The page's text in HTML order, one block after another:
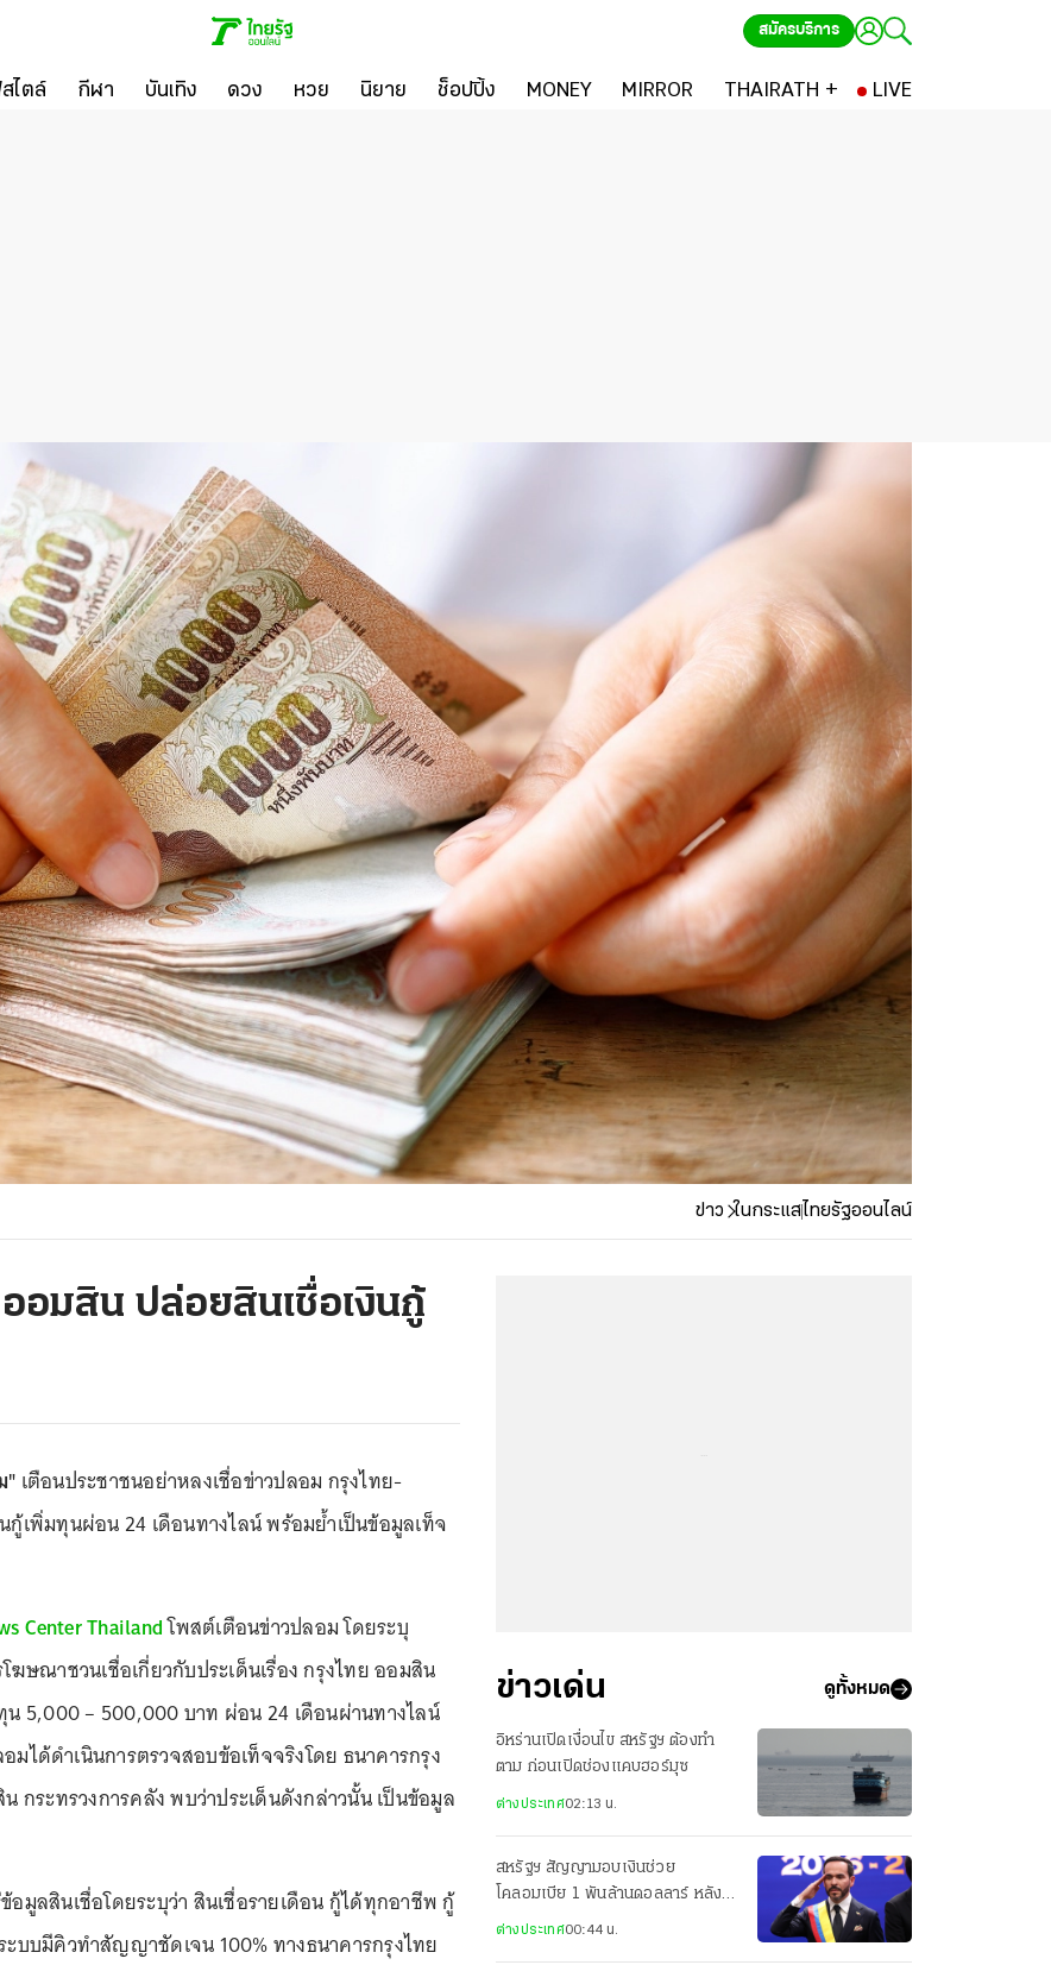
สมัครบริการ
ไตล์ กีฬา บันเทิง ดวง หวย นิยาย ช็อปปิ้ง MONEY MIRROR THAIRATH + LIVE
ข่าว ในกระแสไทยรัฐออนไลน์
อมสิน ปล่อยสินเชื่อเงินกู้
"เตือนประชาชนอย่าหลงเชื่อข่าวปลอม กรุงไทย-
เพิ่มทุนผ่อน 24 เดือนทางไลน์ พร้อมย้ำเป็นข้อมูลเท็จ
Center Thailandโพสต์เตือนข่าวปลอม โดยระบุ
ฆษณาชวนเชื่อเกี่ยวกับประเด็นเรื่อง กรุงไทย ออมสิน
น 5,000 – 500,000 บาท ผ่อน 24 เดือนผ่านทางไลน์
ได้ดำเนินการตรวจสอบข้อเท็จจริงโดย ธนาคารกรุง
กระทรวงการคลัง พบว่าประเด็นดังกล่าวนั้น เป็นข้อมูล
มูลสินเชื่อโดยระบุว่า สินเชื่อรายเดือน กู้ได้ทุกอาชีพ กู้
บบมีคิวทำสัญญาชัดเจน 100% ทางธนาคารกรุงไทย
ข่าวเด่น ดูทั้งหมด
อิหร่านเปิดเงื่อนไข สหรัฐฯ ต้องทำ
ตาม ก่อนเปิดช่องแคบฮอร์มุซ
ต่างประเทศ02:13 น.
สหรัฐฯ สัญญามอบเงินช่วย
โคลอมเบีย 1 พันล้านดอลลาร์ หลัง
ปธน.สาบานตน
ต่างประเทศ00:44 น.